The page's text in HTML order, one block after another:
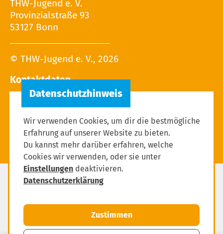
THW-Jugend e. V.
Provinzialstraße 93
53127 Bonn
© THW-Jugend e. V., 2026
Kontaktdaten
Tel.: 02 28 / 9 40 - 13 27
Datenschutz
Impressum
Wir verwenden Cookies, um dir die bestmögliche
Erfahrung auf unserer Website zu bieten.
Du kannst mehr darüber erfahren, welche
Cookies wir verwenden, oder sie unter
Einstellungen deaktivieren.
Datenschutzerklärung
Zustimmen